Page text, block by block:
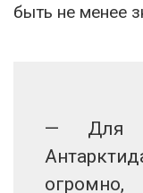
быть не менее
— Для